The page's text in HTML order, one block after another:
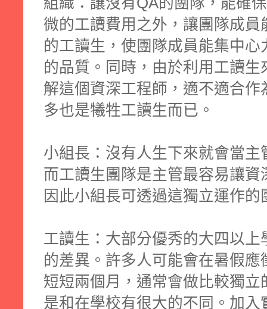
微的工讀費用之外，讓團隊成
的工讀生，使團隊成員能集中
的品質。同時，由於利用工讀
解這個資深工程師，適不適合
多也是犧牲工讀生而已。
小組長：沒有人生下來就會當
而工讀生團隊是主管最容易讓
因此小組長可透過這獨立運作
工讀生：大部分優秀的大四以
的差異。許多人可能會在暑假
短短兩個月，通常會做比較獨
是和在學校有很大的不同。加